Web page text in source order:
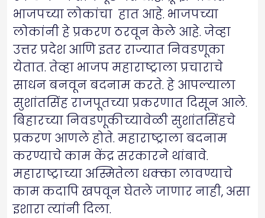
भाजपच्या लोकांचा हात आहे. भाजपच्या
लोकांनी हे प्रकरण ठरवून केले आहे. जेव्हा
उत्तर प्रदेश आणि इतर राज्यात निवडणूका
येतात. तेव्हा भाजप महाराष्ट्राला प्रचाराचे
साधन बनवून बदनाम करते. हे आपल्याला
सुशांतसिंह राजपूतच्या प्रकरणात दिसून आले.
बिहारच्या निवडणूकीच्यावेळी सुशांतसिंहचे
प्रकरण आणले होते. महाराष्ट्राला बदनाम
करण्याचे काम केंद्र सरकारने थांबावे.
महाराष्ट्राच्या अस्मितेला धक्का लावण्याचे
काम कदापि खपवून घेतले जाणार नाही, असा
इशारा त्यांनी दिला.